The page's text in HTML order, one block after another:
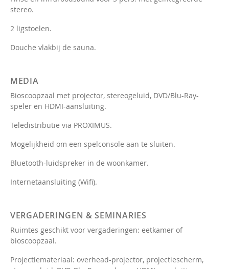
stereo.
2 ligstoelen.
Douche vlakbij de sauna.
MEDIA
Bioscoopzaal met projector, stereogeluid, DVD/Blu-Ray-
speler en HDMI-aansluiting.
Teledistributie via PROXIMUS.
Mogelijkheid om een spelconsole aan te sluiten.
Bluetooth-luidspreker in de woonkamer.
Internetaansluiting (Wifi).
VERGADERINGEN & SEMINARIES
Ruimtes geschikt voor vergaderingen: eetkamer of
bioscoopzaal.
Projectiemateriaal: overhead-projector, projectiescherm,